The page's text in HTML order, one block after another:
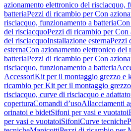
azionamento elettronico del risciacquo,
batteriaPezzi di ricambio per Con
risciacquo, funzionamento a batteria
del risciacquoPezzi di ricambio per Con
del risciacquoInstallazione esternaPezzi
esternaCon azionamento elettronico del
batteriaPezzi di ricambio per Con
risciacquo, funzionamento a batteria
AccessoriKit per il montaggio grezzo e
ricambio per Kit per il montaggio
risciacquo, curve di risciacquo e
coperturaComandi d’usoAllacciamenti
orinatoi e bidetSifoni per vasi e vuotatoi
per vasi e vuotatoiSifoniCurve tecniche